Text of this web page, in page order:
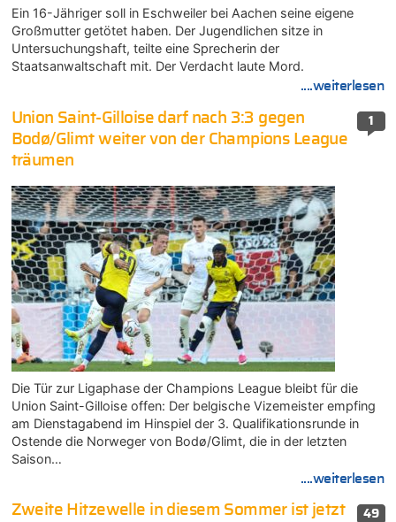
Ein 16-Jähriger soll in Eschweiler bei Aachen seine eigene
Großmutter getötet haben. Der Jugendlichen sitze in
Untersuchungshaft, teilte eine Sprecherin der
Staatsanwaltschaft mit. Der Verdacht laute Mord.
....weiterlesen
1
Union Saint-Gilloise darf nach 3:3 gegen
Bodø/Glimt weiter von der Champions League
träumen
Die Tür zur Ligaphase der Champions League bleibt für die
Union Saint-Gilloise offen: Der belgische Vizemeister empfing
am Dienstagabend im Hinspiel der 3. Qualifikationsrunde in
Ostende die Norweger von Bodø/Glimt, die in der letzten
Saison…
....weiterlesen
49
Zweite Hitzewelle in diesem Sommer ist jetzt